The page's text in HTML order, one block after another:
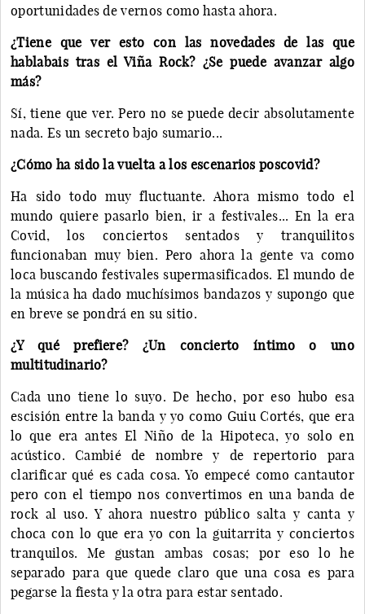
oportunidades de vernos como hasta ahora.
¿Tiene que ver esto con las novedades de las que
hablabais tras el Viña Rock? ¿Se puede avanzar algo
más?
Sí, tiene que ver. Pero no se puede decir absolutamente
nada. Es un secreto bajo sumario...
¿Cómo ha sido la vuelta a los escenarios poscovid?
Ha sido todo muy fluctuante. Ahora mismo todo el
mundo quiere pasarlo bien, ir a festivales... En la era
Covid, los conciertos sentados y tranquilitos
funcionaban muy bien. Pero ahora la gente va como
loca buscando festivales supermasificados. El mundo de
la música ha dado muchísimos bandazos y supongo que
en breve se pondrá en su sitio.
¿Y qué prefiere? ¿Un concierto íntimo o uno
multitudinario?
Cada uno tiene lo suyo. De hecho, por eso hubo esa
escisión entre la banda y yo como Guiu Cortés, que era
lo que era antes El Niño de la Hipoteca, yo solo en
acústico. Cambié de nombre y de repertorio para
clarificar qué es cada cosa. Yo empecé como cantautor
pero con el tiempo nos convertimos en una banda de
rock al uso. Y ahora nuestro público salta y canta y
choca con lo que era yo con la guitarrita y conciertos
tranquilos. Me gustan ambas cosas; por eso lo he
separado para que quede claro que una cosa es para
pegarse la fiesta y la otra para estar sentado.